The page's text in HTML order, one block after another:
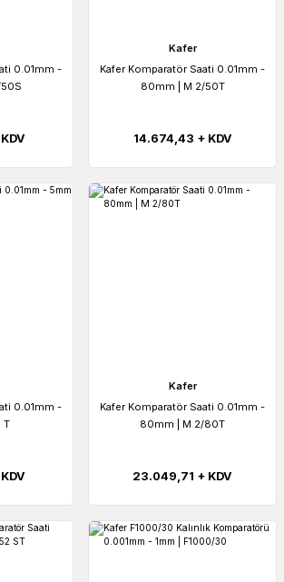
0.01mm -
Kafer
Kafer Komparatör Saati 0.01mm -
80mm | M 2/50T
14.674,43 + KDV
0.01mm -
T
Kafer
Kafer Komparatör Saati 0.01mm -
80mm | M 2/80T
23.049,71 + KDV